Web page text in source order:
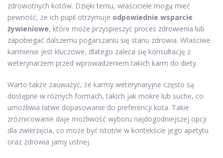
zdrowotnych kotów. Dzięki temu, właściciele mogą mieć
pewność, że ich pupil otrzymuje odpowiednie wsparcie
żywieniowe, które może przyspieszyć proces zdrowienia lub
zapobiegać dalszemu pogarszaniu się stanu zdrowia. Właściwe
karmienie jest kluczowe, dlatego zaleca się konsultację z
weterynarzem przed wprowadzeniem takich karm do diety.
Warto także zauważyć, że karmy weterynaryjne często są
dostępne w różnych formach, takich jak mokre lub suche, co
umożliwia łatwe dopasowanie do preferencji kota. Takie
zróżnicowanie daje możliwość wyboru najdogodniejszej opcji
dla zwierzęcia, co może być istotne w kontekście jego apetytu
oraz zdrowia jamy ustnej.